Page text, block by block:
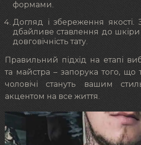
формами.
Догляд і збереження якості.
дбайливе ставлення до шкіри
довговічність тату.
Правильний підхід на етапі
та майстра – запорука того, що
чоловічі стануть вашим
акцентом на все життя.